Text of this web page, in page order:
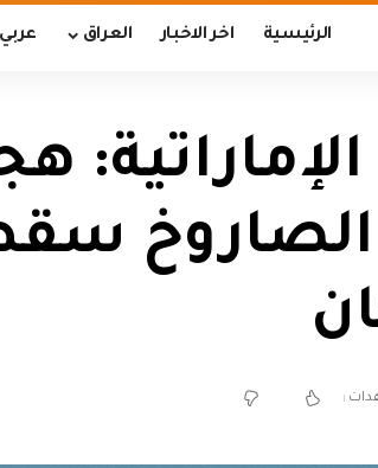
الرئيسية اخر الاخبار العراق
الصاروخ